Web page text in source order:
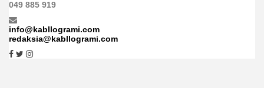
049 885 919
info@kabllogrami.com
redaksia@kabllogrami.com